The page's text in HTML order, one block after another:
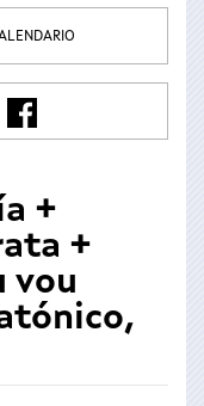
FACEBOOK
+
+
vou